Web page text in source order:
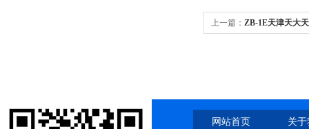
上一篇： ZB-1E天津天大
网站首页 关